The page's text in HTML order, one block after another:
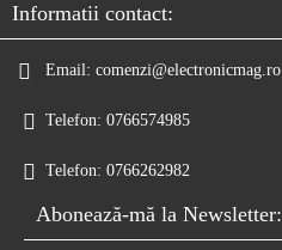
Informatii contact:
Email: comenzi@electronicmag.ro
Telefon: 0766574985
Telefon: 0766262982
Abonează-mă la Newsletter: